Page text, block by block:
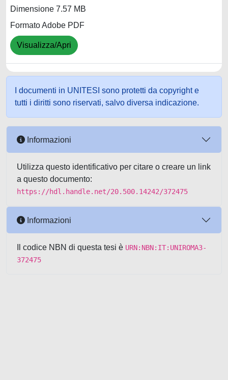
Dimensione 7.57 MB
Formato Adobe PDF
Visualizza/Apri
I documenti in UNITESI sono protetti da copyright e
tutti i diritti sono riservati, salvo diversa indicazione.
Informazioni
Utilizza questo identificativo per citare o creare un link
a questo documento:
https://hdl.handle.net/20.500.14242/372475
Informazioni
Il codice NBN di questa tesi è URN:NBN:IT:UNIROMA3-
372475